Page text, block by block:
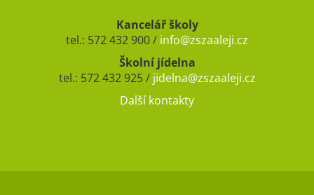
Kancelář školy
tel.: 572 432 900 / info@zszaaleji.cz
Školní jídelna
tel.: 572 432 925 / jidelna@zszaaleji.cz
Další kontakty